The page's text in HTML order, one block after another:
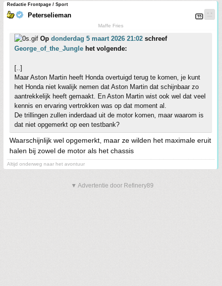
Redactie Frontpage / Sport
Peterselieman
Maffe Fries
Op donderdag 5 maart 2026 21:02 schreef
George_of_the_Jungle het volgende:
[..]
Maar Aston Martin heeft Honda overtuigd terug te komen, je kunt
het Honda niet kwalijk nemen dat Aston Martin dat schijnbaar zo
aantrekkelijk heeft gemaakt. En Aston Martin wist ook wel dat veel
kennis en ervaring vertrokken was op dat moment al.
De trillingen zullen inderdaad uit de motor komen, maar waarom is
dat niet opgemerkt op een testbank?
Waarschijnlijk wel opgemerkt, maar ze wilden het maximale eruit
halen bij zowel de motor als het chassis
Altijd onderweg naar het avontuur
▼ Advertentie door Refinery89